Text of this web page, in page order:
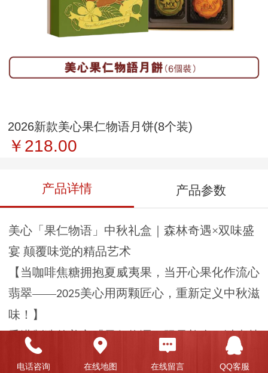
2026新款美心果仁物语月饼(8个装)
￥218.00
产品详情 产品参数
美心「果仁物语」中秋礼盒｜森林奇遇×双味盛
宴 颠覆味觉的精品艺术
【当咖啡焦糖拥抱夏威夷果，当开心果化作流心
翡翠——2025美心用两颗匠心，重新定义中秋滋
味！】
香港制造的美心「果仁物语」限量礼盒，以森林
奇境为灵感舞台，邀夏威夷果仁与开心果共舞。
电话咨询 在线地图 在线留言 QQ客服